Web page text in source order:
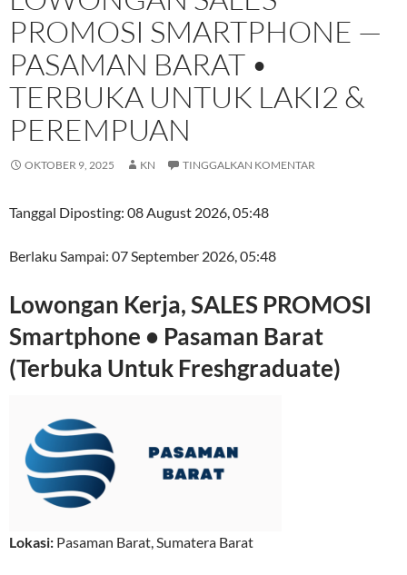
PROMOSI SMARTPHONE —
PASAMAN BARAT •
TERBUKA UNTUK LAKI2 &
PEREMPUAN
OKTOBER 9, 2025 KN TINGGALKAN KOMENTAR
Tanggal Diposting: 08 August 2026, 05:48
Berlaku Sampai: 07 September 2026, 05:48
Lowongan Kerja, SALES PROMOSI
Smartphone • Pasaman Barat
(Terbuka Untuk Freshgraduate)
Lokasi: Pasaman Barat,Sumatera Barat